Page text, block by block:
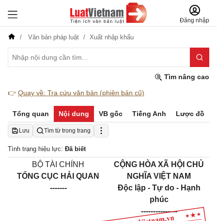
Đăng nhập
Văn bản pháp luật Xuất nhập khẩu
Tìm nâng cao
👉 Quay về: Tra cứu văn bản (phiên bản cũ)
Tổng quan Nội dung VB gốc Tiếng Anh Lược đồ
Lưu Tìm từ trong trang
Tình trạng hiệu lực: Đã biết
BỘ TÀI CHÍNH
TỔNG CỤC HẢI QUAN
-------
CỘNG HÒA XÃ HỘI CHỦ
NGHĨA VIỆT NAM
Độc lập - Tự do - Hạnh
phúc
---------------